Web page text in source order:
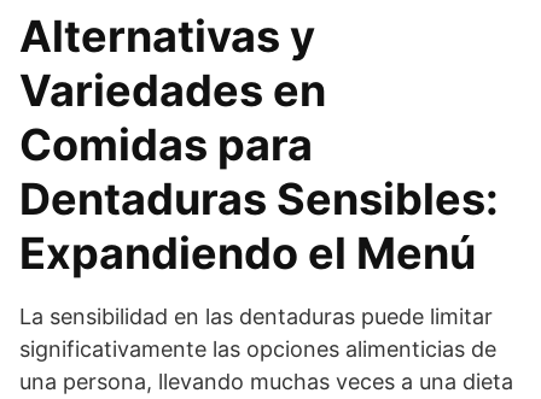
Alternativas y
Variedades en
Comidas para
Dentaduras Sensibles:
Expandiendo el Menú
La sensibilidad en las dentaduras puede limitar
significativamente las opciones alimenticias de
una persona, llevando muchas veces a una dieta